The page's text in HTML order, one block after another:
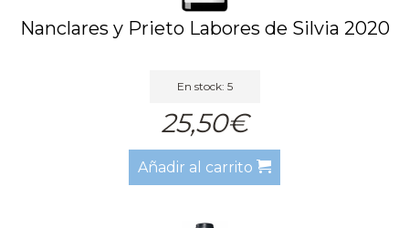
Nanclares y Prieto Labores de Silvia 2020
En stock: 5
25,50€
Añadir al carrito